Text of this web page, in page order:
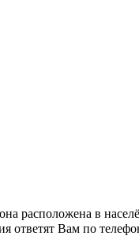
расположена в
ответят Вам по